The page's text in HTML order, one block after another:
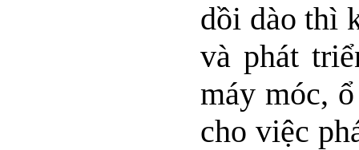
dồi dào thì
và phát
máy móc,
cho việc